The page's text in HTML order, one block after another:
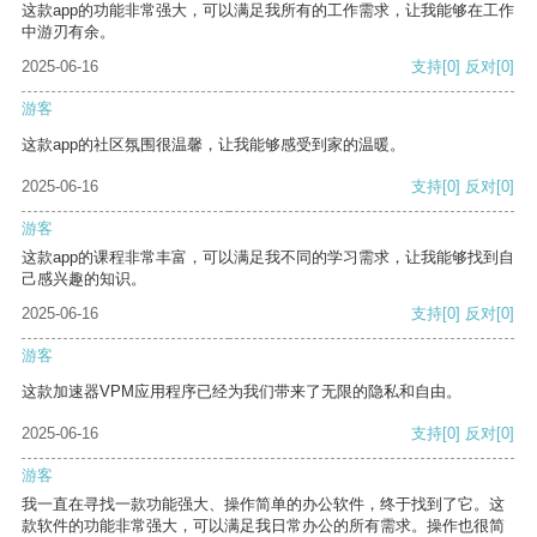
这款app的功能非常强大，可以满足我所有的工作需求，让我能够在工作
中游刃有余。
2025-06-16
支持[0] 反对[0]
游客
这款app的社区氛围很温馨，让我能够感受到家的温暖。
2025-06-16 支持[0] 反对[0]
游客
这款app的课程非常丰富，可以满足我不同的学习需求，让我能够找到自
己感兴趣的知识。
2025-06-16
支持[0] 反对[0]
游客
这款加速器VPM应用程序已经为我们带来了无限的隐私和自由。
2025-06-16 支持[0] 反对[0]
游客
我一直在寻找一款功能强大、操作简单的办公软件，终于找到了它。这
款软件的功能非常强大，可以满足我日常办公的所有需求。操作也很简